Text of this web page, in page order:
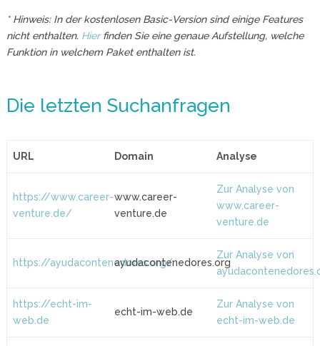
* Hinweis: In der kostenlosen Basic-Version sind einige Features
nicht enthalten. Hierfinden Sie eine genaue Aufstellung, welche
Funktion in welchem Paket enthalten ist.
Die letzten Suchanfragen
URL Domain Analyse
https://www.career-
venture.de/
www.career-
venture.de
Zur Analyse von
www.career-
venture.de
https://ayudacontenedores.org/ayudacontenedores.org
Zur Analyse von
https://echt-im-
web.de
echt-im-web.de
Zur Analyse von
echt-im-web.de